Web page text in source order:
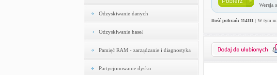
Odzyskiwanie danych
Odzyskiwanie haseł
Pamięć RAM - zarządzanie i diagnostyka
Partycjonowanie dysku
Wersja
Ilość pobrań: 114111 | W tym